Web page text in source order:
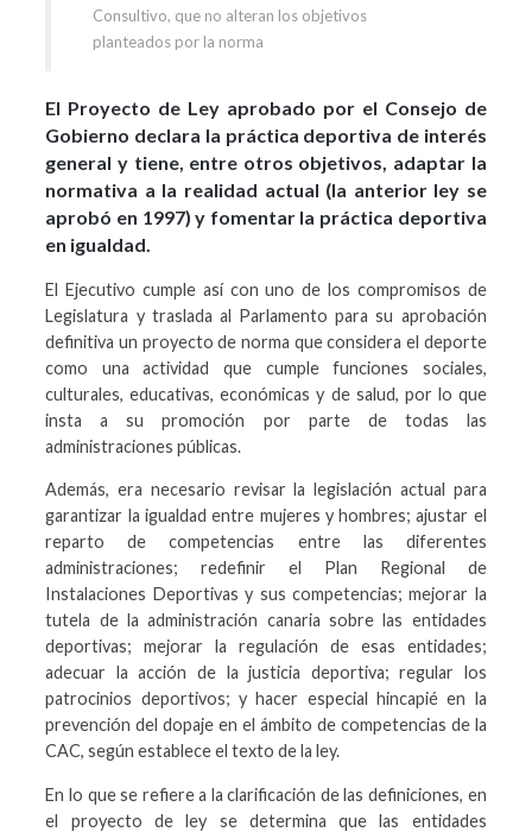
Consultivo, que no alteran los objetivos
planteados por la norma
El Proyecto de Ley aprobado por el Consejo de
Gobierno declara la práctica deportiva de interés
general y tiene, entre otros objetivos, adaptar la
normativa a la realidad actual (la anterior ley se
aprobó en 1997) y fomentar la práctica deportiva
en igualdad.
El Ejecutivo cumple así con uno de los compromisos de
Legislatura y traslada al Parlamento para su aprobación
definitiva un proyecto de norma que considera el deporte
como una actividad que cumple funciones sociales,
culturales, educativas, económicas y de salud, por lo que
insta a su promoción por parte de todas las
administraciones públicas.
Además, era necesario revisar la legislación actual para
garantizar la igualdad entre mujeres y hombres; ajustar el
reparto de competencias entre las diferentes
administraciones; redefinir el Plan Regional de
Instalaciones Deportivas y sus competencias; mejorar la
tutela de la administración canaria sobre las entidades
deportivas; mejorar la regulación de esas entidades;
adecuar la acción de la justicia deportiva; regular los
patrocinios deportivos; y hacer especial hincapié en la
prevención del dopaje en el ámbito de competencias de la
CAC, según establece el texto de la ley.
En lo que se refiere a la clarificación de las definiciones, en
el proyecto de ley se determina que las entidades